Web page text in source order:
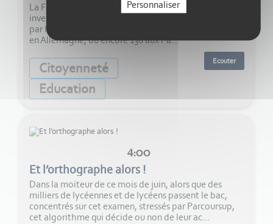
La France figure parmi les pays d’Europe qui
investissent le moins dans la justice, 77 euros par an et
par habitant, contre 96 en Espagne, 100 en Italie, 136
en Allemagne, ou encore 138 aux Pa...
Citoyenneté
Education
Ecouter
4:00
Et l’orthographe alors !
Dans la moiteur de ce mois de juin, alors que des
milliers de lycéennes et de lycéens passent le bac,
concentrés sur cet examen, stressés par Parcoursup,
cet algorithme qui décide ou non de leur ac...
Personnaliser